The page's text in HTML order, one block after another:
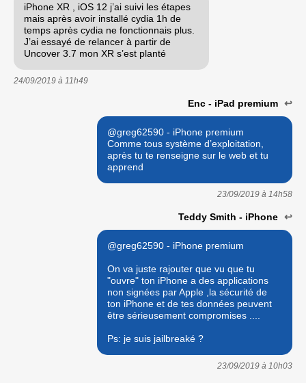
iPhone XR , iOS 12 j’ai suivi les étapes
mais après avoir installé cydia 1h de
temps après cydia ne fonctionnais plus.
J’ai essayé de relancer à partir de
Uncover 3.7 mon XR s’est planté
24/09/2019 à 11h49
Enc - iPad premium ↩
@greg62590 - iPhone premium
Comme tous système d’exploitation,
après tu te renseigne sur le web et tu
apprend
23/09/2019 à 14h58
Teddy Smith - iPhone ↩
@greg62590 - iPhone premium
On va juste rajouter que vu que tu
"ouvre" ton iPhone a des applications
non signées par Apple ,la sécurité de
ton iPhone et de tes données peuvent
être sérieusement compromises ....
Ps: je suis jailbreaké ?
23/09/2019 à 10h03